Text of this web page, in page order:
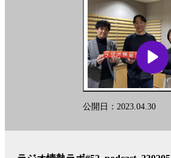
公開日：2023.04.30